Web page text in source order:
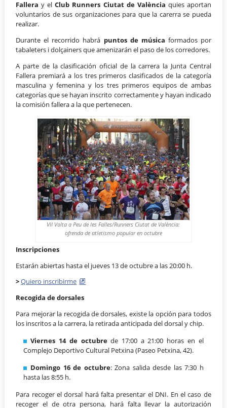
Fallera y elClub Runners Ciutat de València quies aportan
voluntarios de sus organizaciones para que la carerra se pueda
realizar.
Durante el recorrido habrá puntos de música formados por
tabaleters i dolçainers que amenizarán el paso de los corredores.
A parte de la clasificación oficial de la carrera la Junta Central
Fallera premiará a los tres primeros clasificados de la categoría
masculina y femenina y los tres primeros equipos de ambas
categorías que se hayan inscrito correctamente y hayan indicado
la comisión fallera a la que pertenecen.
VII Volta a Peu de les Falles/Runners Ciutat de València:
ofrenda de atletismo popular en octubre
Inscripciones
Estarán abiertas hasta el jueves 13 de octubre a las 20:00 h.
>Quiero inscribirme
Recogida de dorsales
Para mejorar la recogida de dorsales, existe la opción para todos
los inscritos a la carrera, la retirada anticipada del dorsal y chip.
Viernes 14 de octubrede 17:00 a 21:00 horas en el
Complejo Deportivo Cultural Petxina (Paseo Petxina, 42).
Domingo 16 de octubre: Zona salida desde las 7:30 h
hasta las 8:55 h.
Para recoger el dorsal hará falta presentar el DNI. En el caso de
recoger el de otra persona, hará falta llevar la autorización